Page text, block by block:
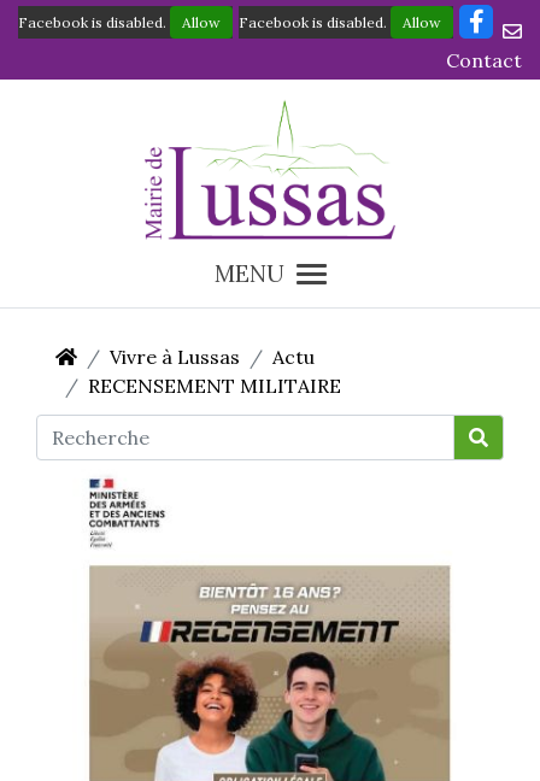
Facebook is disabled. Allow Facebook is disabled. Allow
Contact
MENU
Vivre à Lussas
Actu
RECENSEMENT MILITAIRE